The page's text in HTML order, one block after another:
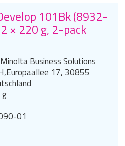
101Bk (8932-
× 220 g, 2-pack
Business Solutions
17, 30855
g
01